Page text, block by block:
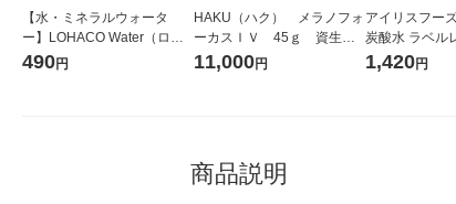
【水・ミネラルウォータ
ー】LOHACO Water（ロハ
コウォーター）2L ラベルレ
490円
HAKU（ハク） メラノフォ
ーカスＩＶ 45ｇ 資生
堂 おまけ付き
11,000円
アイリスフー
炭酸水 ラベル
箱（24本入）
1,420円
商品説明